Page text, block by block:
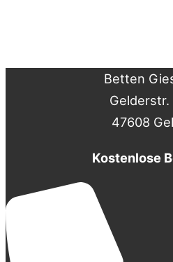
Betten
Gelderstr.
47608
Kostenlose